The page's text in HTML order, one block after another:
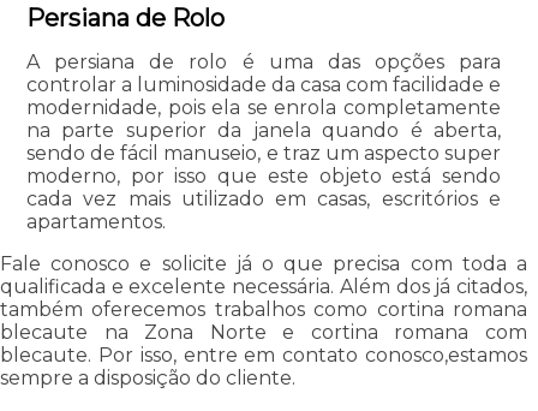
Persiana de Rolo
A persiana de rolo é uma das opções para
controlar a luminosidade da casa com facilidade e
modernidade, pois ela se enrola completamente
na parte superior da janela quando é aberta,
sendo de fácil manuseio, e traz um aspecto super
moderno, por isso que este objeto está sendo
cada vez mais utilizado em casas, escritórios e
apartamentos.
Fale conosco e solicite já o que precisa com toda a
qualificada e excelente necessária. Além dos já citados,
também oferecemos trabalhos como cortina romana
blecaute na Zona Norte e cortina romana com
blecaute. Por isso, entre em contato conosco,estamos
sempre a disposição do cliente.